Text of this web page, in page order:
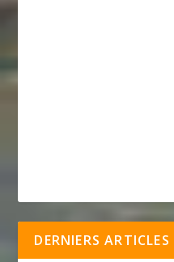
DERNIERS ARTICLES